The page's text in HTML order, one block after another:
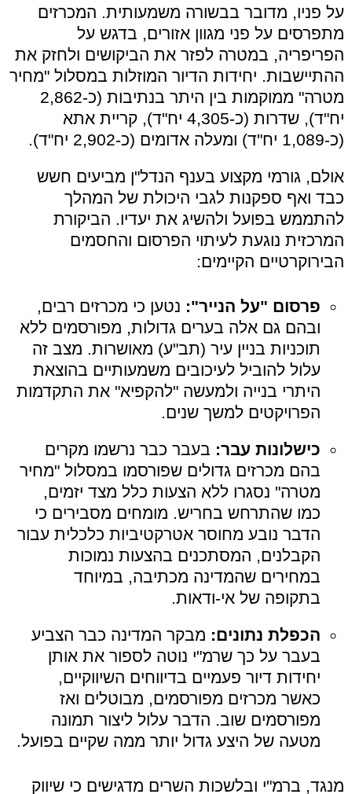
על פניו, מדובר בבשורה משמעותית. המכרזים
מתפרסים על פני מגוון אזורים, בדגש על
הפריפריה, במטרה לפזר את הביקושים ולחזק את
ההתיישבות. יחידות הדיור המוזלות במסלול "מחיר
מטרה" ממוקמות בין היתר בנתיבות (כ-2,862
יח"ד), שדרות (כ-4,305 יח"ד), קריית אתא
(כ-1,089 יח"ד) ומעלה אדומים (כ-2,902 יח"ד).
אולם, גורמי מקצוע בענף הנדל"ן מביעים חשש
כבד ואף ספקנות לגבי היכולת של המהלך
להתממש בפועל ולהשיג את יעדיו. הביקורת
המרכזית נוגעת לעיתוי הפרסום והחסמים
הבירוקרטיים הקיימים:
פרסום "על הנייר": נטען כי מכרזים רבים,
ובהם גם אלה בערים גדולות, מפורסמים ללא
תוכניות בניין עיר (תב"ע) מאושרות. מצב זה
עלול להוביל לעיכובים משמעותיים בהוצאת
היתרי בנייה ולמעשה "להקפיא" את התקדמות
הפרויקטים למשך שנים.
כישלונות עבר: בעבר כבר נרשמו מקרים
בהם מכרזים גדולים שפורסמו במסלול "מחיר
מטרה" נסגרו ללא הצעות כלל מצד יזמים,
כמו שהתרחש בחריש. מומחים מסבירים כי
הדבר נובע מחוסר אטרקטיביות כלכלית עבור
הקבלנים, המסתכנים בהצעות נמוכות
במחירים שהמדינה מכתיבה, במיוחד
בתקופה של אי-ודאות.
הכפלת נתונים: מבקר המדינה כבר הצביע
בעבר על כך שרמ"י נוטה לספור את אותן
יחידות דיור פעמיים בדיווחים השיווקיים,
כאשר מכרזים מפורסמים, מבוטלים ואז
מפורסמים שוב. הדבר עלול ליצור תמונה
מטעה של היצע גדול יותר ממה שקיים בפועל.
מנגד, ברמ"י ובלשכות השרים מדגישים כי שיווק